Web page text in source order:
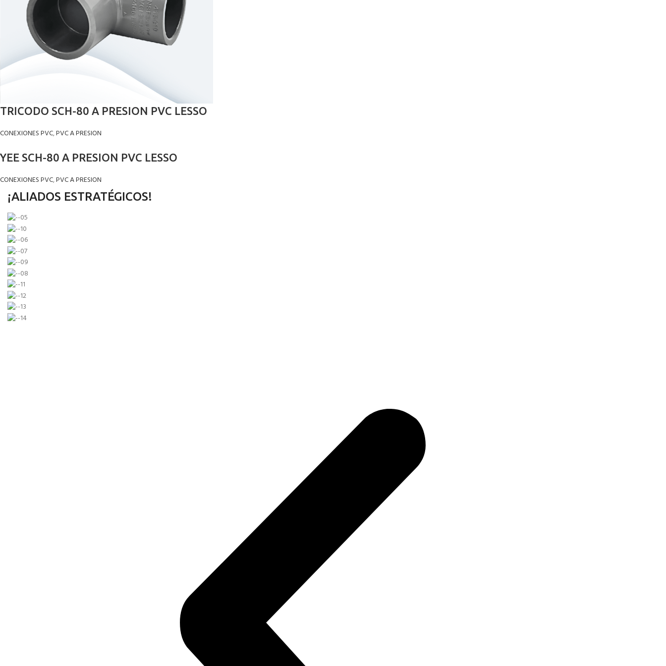
TRICODO SCH-80 A PRESION PVC LESSO
CONEXIONES PVC,PVC A PRESION
YEE SCH-80 A PRESION PVC LESSO
CONEXIONES PVC,PVC A PRESION
¡ALIADOS ESTRATÉGICOS!